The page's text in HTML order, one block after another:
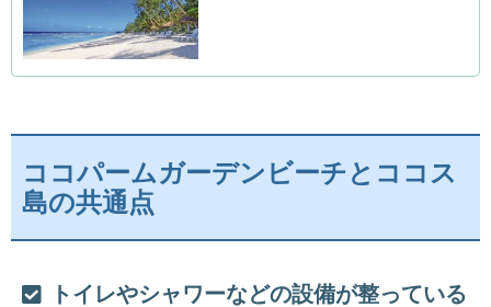
ココパームガーデンビーチとココス
島の共通点
トイレやシャワーなどの設備が整っている